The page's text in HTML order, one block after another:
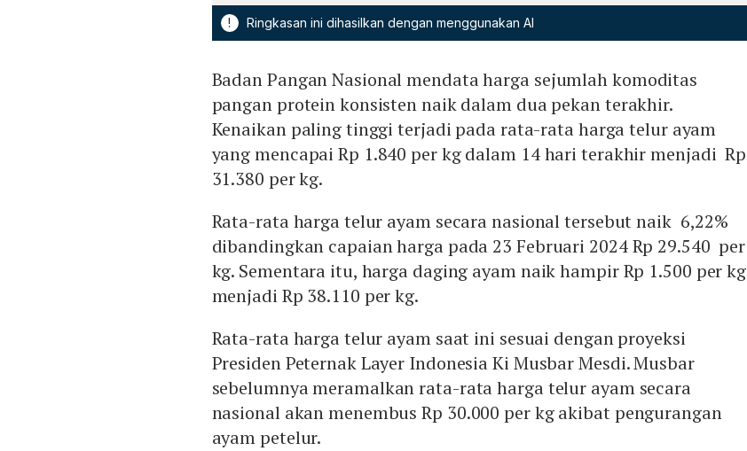
! Ringkasan ini dihasilkan dengan menggunakan AI
Badan Pangan Nasional mendata harga sejumlah komoditas
pangan protein konsisten naik dalam dua pekan terakhir.
Kenaikan paling tinggi terjadi pada rata-rata harga telur ayam
yang mencapai Rp 1.840 per kg dalam 14 hari terakhir menjadi Rp
31.380 per kg.
Rata-rata harga telur ayam secara nasional tersebut naik 6,22%
dibandingkan capaian harga pada 23 Februari 2024 Rp 29.540 per
kg. Sementara itu, harga daging ayam naik hampir Rp 1.500 per kg
menjadi Rp 38.110 per kg.
Rata-rata harga telur ayam saat ini sesuai dengan proyeksi
Presiden Peternak Layer Indonesia Ki Musbar Mesdi. Musbar
sebelumnya meramalkan rata-rata harga telur ayam secara
nasional akan menembus Rp 30.000 per kg akibat pengurangan
ayam petelur.